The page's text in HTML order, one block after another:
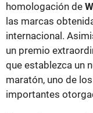
homologación de
las marcas
internacional.
un premio
que establezca un
maratón, uno de
importantes